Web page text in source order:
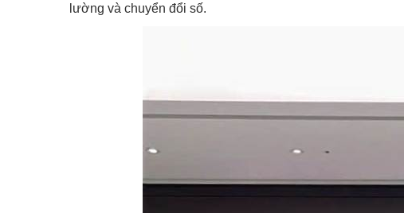
lường và chuyển đổi số.